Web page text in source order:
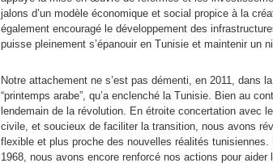
jalons d’un modèle économique et social propice à la
également encouragé le développement des
puisse pleinement s’épanouir en Tunisie et maintenir un
Notre attachement ne s’est pas démenti, en 2011, dans
“printemps arabe”, qu’a enclenché la Tunisie. Bien au
lendemain de la révolution. En étroite concertation avec
civile, et soucieux de faciliter la transition, nous avons
flexible et plus proche des nouvelles réalités
1968, nous avons encore renforcé nos actions pour